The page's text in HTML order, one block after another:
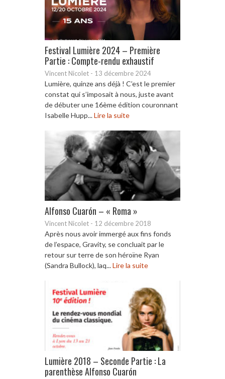
Festival Lumière 2024 – Première
Partie : Compte-rendu exhaustif
Vincent Nicolet - 13 décembre 2024
Lumière, quinze ans déjà ! C’est le premier
constat qui s’imposait à nous, juste avant
de débuter une 16ème édition couronnant
Isabelle Hupp...Lire la suite
Alfonso Cuarón – « Roma »
Vincent Nicolet - 12 décembre 2018
Après nous avoir immergé aux fins fonds
de l’espace, Gravity, se concluait par le
retour sur terre de son héroïne Ryan
(Sandra Bullock), laq...Lire la suite
Lumière 2018 – Seconde Partie : La
parenthèse Alfonso Cuarón